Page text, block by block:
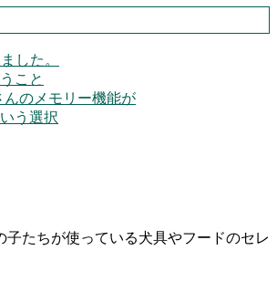
した。
こと
んのメモリー機能が
う選択
子たちが使っている犬具やフードのセレ